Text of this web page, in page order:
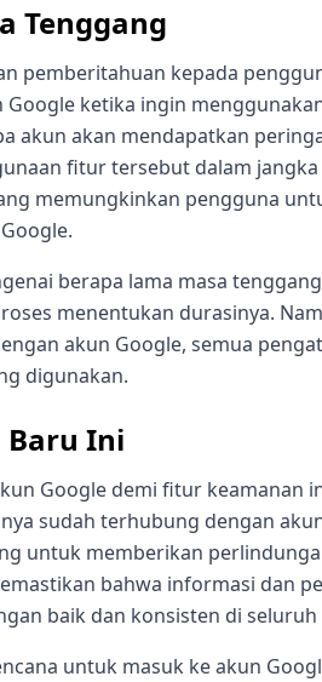
Tenggang
pemberitahuan kepada
ketika ingin
akun akan mendapatkan
fitur tersebut dalam
memungkinkan pengguna
berapa lama masa
menentukan durasinya.
akun Google, semua
digunakan.
Baru Ini
Google demi fitur keamanan
sudah terhubung dengan
untuk memberikan
bahwa informasi dan
baik dan konsisten di
untuk masuk ke akun